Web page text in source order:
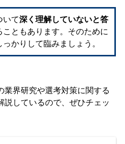
いて深く理解していないと答
こともあります。そのために
かりして臨みましょう。
業界研究や選考対策に関する
説しているので、ぜひチェッ